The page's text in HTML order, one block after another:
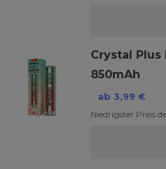
Crystal Plus
850mAh
ab 3,99 €
Niedrigster Preis